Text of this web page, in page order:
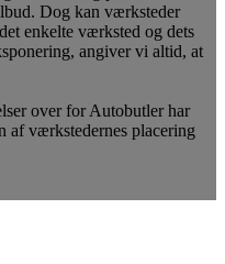
Dog kan værksteder
enkelte værksted og dets
angiver vi altid, at
over for Autobutler har
af værkstedernes placering